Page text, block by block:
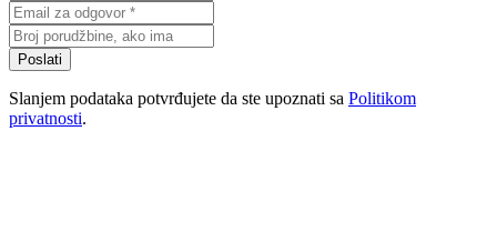
Poslati
Slanjem podataka potvrđujete da ste upoznati sa Politikom
privatnosti.